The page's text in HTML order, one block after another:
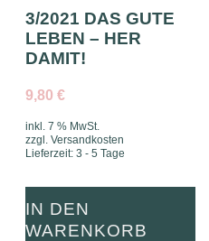
3/2021 DAS GUTE
LEBEN – HER
DAMIT!
9,80€
inkl. 7 % MwSt.
zzgl.Versandkosten
Lieferzeit:3 - 5 Tage
IN DEN
WARENKORB